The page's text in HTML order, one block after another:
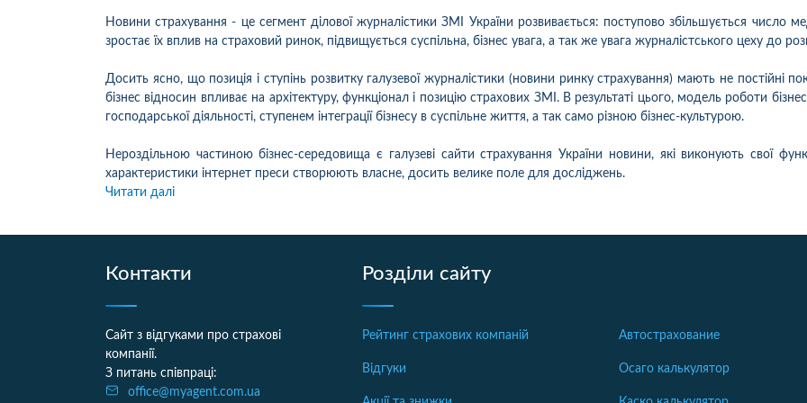
Новини страхування - це сегмент ділової журналістики ЗМІ України розвивається: поступово збільшується число
зростає їх вплив на страховий ринок, підвищується суспільна, бізнес увага, а так же увага журналістського цеху до
Досить ясно, що позиція і ступінь розвитку галузевої журналістики (новини ринку страхування) мають не постійні
бізнес відносин впливає на архітектуру, функціонал і позицію страхових ЗМІ. В результаті цього, модель роботи
господарської діяльності, ступенем інтеграції бізнесу в суспільне життя, а так само різною бізнес-культурою.
Нероздільною частиною бізнес-середовища є галузеві сайти страхування України новини, які виконують свої
характеристики інтернет преси створюють власне, досить велике поле для досліджень.
Читати далі
Контакти
Сайт з відгуками про страхові
компанії.
З питань співпраці:
office@myagent.com.ua
Розділи сайту
Рейтинг страхових компаній
Відгуки
Автострахование
Осаго калькулятор